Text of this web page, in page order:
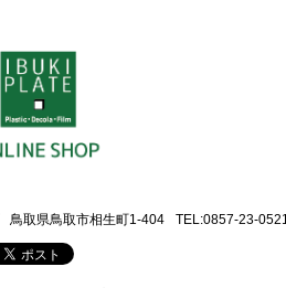
鳥取県鳥取市相生町1-404 TEL:0857-23-